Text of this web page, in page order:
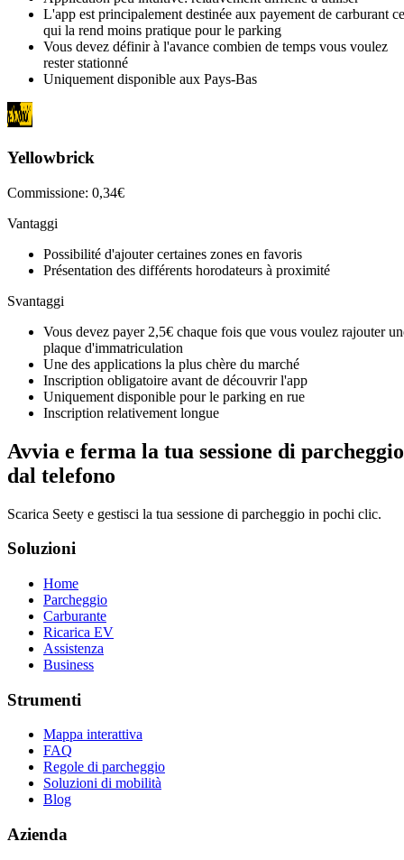
L'app est principalement destinée aux payement de carburant ce
qui la rend moins pratique pour le parking
Vous devez définir à l'avance combien de temps vous voulez
rester stationné
Uniquement disponible aux Pays-Bas
Yellowbrick
Commissione: 0,34€
Vantaggi
Possibilité d'ajouter certaines zones en favoris
Présentation des différents horodateurs à proximité
Svantaggi
Vous devez payer 2,5€ chaque fois que vous voulez rajouter
plaque d'immatriculation
Une des applications la plus chère du marché
Inscription obligatoire avant de découvrir l'app
Uniquement disponible pour le parking en rue
Inscription relativement longue
Avvia e ferma la tua sessione di parcheggio
dal telefono
Scarica Seety e gestisci la tua sessione di parcheggio in pochi clic.
Soluzioni
Home
Parcheggio
Carburante
Ricarica EV
Assistenza
Business
Strumenti
Mappa interattiva
FAQ
Regole di parcheggio
Soluzioni di mobilità
Blog
Azienda